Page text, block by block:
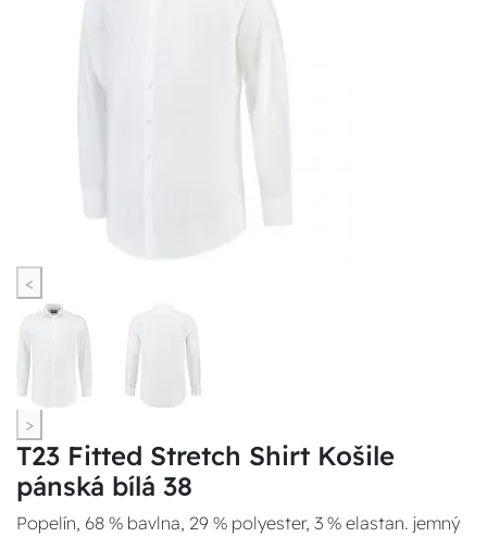
<
>
T23 Fitted Stretch Shirt Košile
pánská bílá 38
Popelín, 68 % bavlna, 29 % polyester, 3 % elastan. jemný